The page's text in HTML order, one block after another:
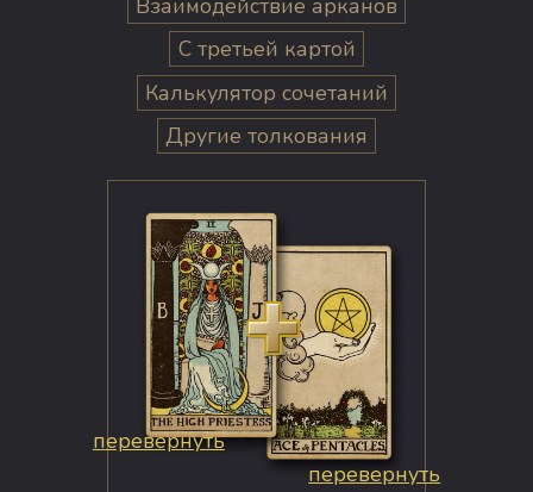
С третьей картой
Калькулятор сочетаний
Другие толкования
перевернуть
перевернуть